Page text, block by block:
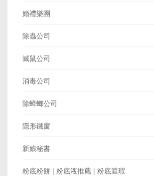
婚禮樂團
除蟲公司
滅鼠公司
消毒公司
除蟑螂公司
隱形鐵窗
新娘秘書
粉底粉餅 | 粉底液推薦 | 粉底遮瑕